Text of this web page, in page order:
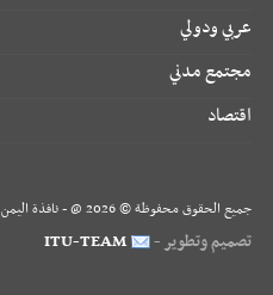
عربي ودولي
مجتمع مدني
اقتصاد
جميع الحقوق محفوظة ©2026 @ - نافذة اليمن
تصميم وتطوير - ITU-TEAM